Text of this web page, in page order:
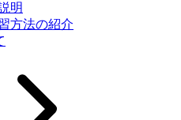
明
方法の紹介